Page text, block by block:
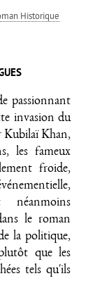
Historique
passionnant
invasion du
Kubilaï Khan,
les fameux
froide,
néanmoins
le roman
la politique,
que les
tels qu'ils